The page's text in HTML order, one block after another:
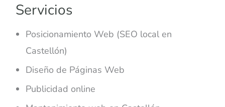
Servicios
Posicionamiento Web (SEO local en
Castellón)
Diseño de Páginas Web
Publicidad online